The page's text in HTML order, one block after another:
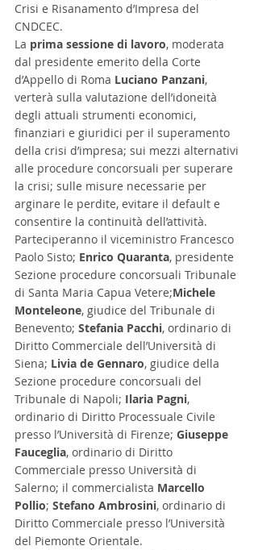
Crisi e Risanamento d’Impresa del
CNDCEC.
La prima sessione di lavoro, moderata
dal presidente emerito della Corte
d’Appello di Roma Luciano Panzani,
verterà sulla valutazione dell’idoneità
degli attuali strumenti economici,
finanziari e giuridici per il superamento
della crisi d’impresa; sui mezzi alternativi
alle procedure concorsuali per superare
la crisi; sulle misure necessarie per
arginare le perdite, evitare il default e
consentire la continuità dell’attività.
Parteciperanno il viceministro Francesco
Paolo Sisto; Enrico Quaranta, presidente
Sezione procedure concorsuali Tribunale
di Santa Maria Capua Vetere;Michele
Monteleone, giudice del Tribunale di
Benevento; Stefania Pacchi, ordinario di
Diritto Commerciale dell’Università di
Siena; Livia de Gennaro, giudice della
Sezione procedure concorsuali del
Tribunale di Napoli; Ilaria Pagni,
ordinario di Diritto Processuale Civile
presso l’Università di Firenze; Giuseppe
Fauceglia, ordinario di Diritto
Commerciale presso Università di
Salerno; il commercialista Marcello
Pollio; Stefano Ambrosini, ordinario di
Diritto Commerciale presso l’Università
del Piemonte Orientale.